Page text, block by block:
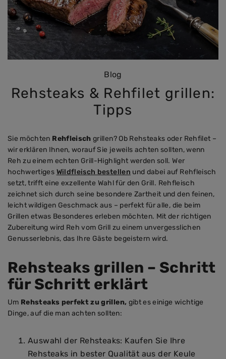
Blog
Rehsteaks & Rehfilet grillen:
Tipps
Sie möchten Rehfleisch grillen? Ob Rehsteaks oder Rehfilet –
wir erklären Ihnen, worauf Sie jeweils achten sollten, wenn
Reh zu einem echten Grill-Highlight werden soll. Wer
hochwertiges Wildfleisch bestellen und dabei auf Rehfleisch
setzt, trifft eine exzellente Wahl für den Grill. Rehfleisch
zeichnet sich durch seine besondere Zartheit und den feinen,
leicht wildigen Geschmack aus – perfekt für alle, die beim
Grillen etwas Besonderes erleben möchten. Mit der richtigen
Zubereitung wird Reh vom Grill zu einem unvergesslichen
Genusserlebnis, das Ihre Gäste begeistern wird.
Rehsteaks grillen – Schritt
für Schritt erklärt
Um Rehsteaks perfekt zu grillen, gibt es einige wichtige
Dinge, auf die man achten sollten:
Auswahl der Rehsteaks: Kaufen Sie Ihre
Rehsteaks in bester Qualität aus der Keule